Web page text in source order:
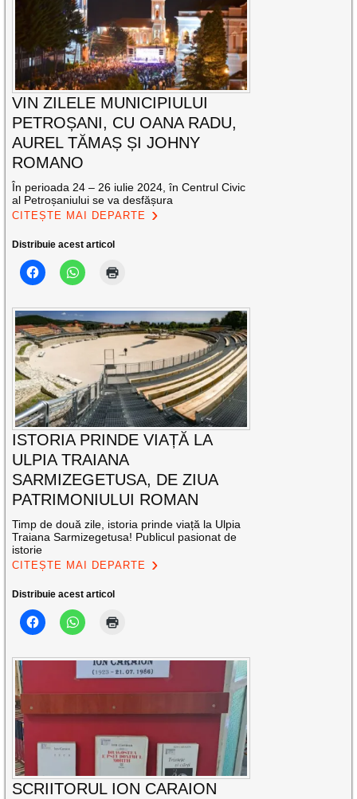
VIN ZILELE MUNICIPIULUI
PETROȘANI, CU OANA RADU,
AUREL TĂMAȘ ȘI JOHNY
ROMANO
În perioada 24 – 26 iulie 2024, în Centrul Civic
al Petroșaniului se va desfășura
CITEȘTE MAI DEPARTE
Distribuie acest articol
ISTORIA PRINDE VIAȚĂ LA
ULPIA TRAIANA
SARMIZEGETUSA, DE ZIUA
PATRIMONIULUI ROMAN
Timp de două zile, istoria prinde viață la Ulpia
Traiana Sarmizegetusa! Publicul pasionat de
istorie
CITEȘTE MAI DEPARTE
Distribuie acest articol
SCRIITORUL ION CARAION